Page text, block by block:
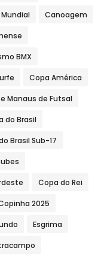
Canoagem
BMX
Copa América
Manaus de Futsal
do Brasil
Brasil Sub-17
Copa do Rei
2025
Esgrima